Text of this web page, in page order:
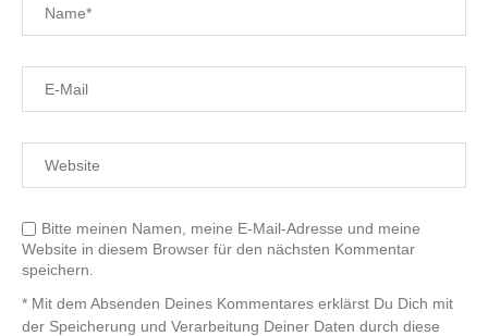
Bitte meinen Namen, meine E-Mail-Adresse und meine
Website in diesem Browser für den nächsten Kommentar
speichern.
* Mit dem Absenden Deines Kommentares erklärst Du Dich mit
der Speicherung und Verarbeitung Deiner Daten durch diese